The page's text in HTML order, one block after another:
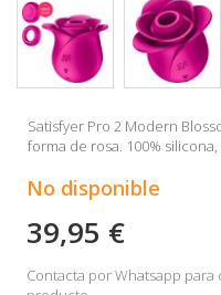
Satisfyer Pro 2 Modern
forma de rosa. 100%
No disponible
39,95 €
Contacta por Whatsapp